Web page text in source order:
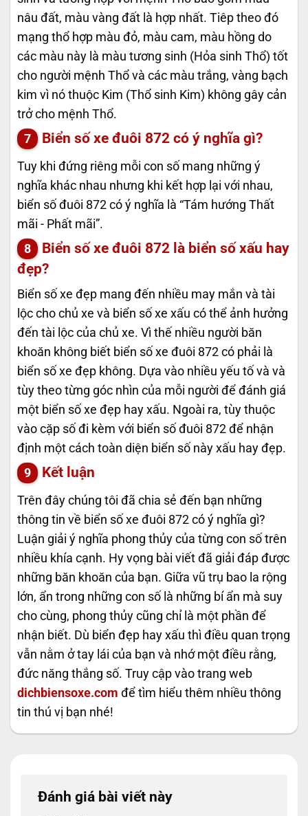
nâu đất, màu vàng đất là hợp nhất. Tiêp theo đó
mạng thổ hợp màu đỏ, màu cam, màu hồng do
các màu này là màu tương sinh (Hỏa sinh Thổ) tốt
cho người mệnh Thổ và các màu trắng, vàng bạch
kim vì nó thuộc Kim (Thổ sinh Kim) không gây cản
trở cho mệnh Thổ.
Biển số xe đuôi 872 có ý nghĩa gì?
Tuy khi đứng riêng mỗi con số mang những ý
nghĩa khác nhau nhưng khi kết hợp lại với nhau,
biển số đuôi 872 có ý nghĩa là “Tám hướng Thất
mãi - Phất mãi”.
Biển số xe đuôi 872 là biển số xấu hay
đẹp?
Biển số xe đẹp mang đến nhiều may mắn và tài
lộc cho chủ xe và biển số xe xấu có thể ảnh hưởng
đến tài lộc của chủ xe. Vì thế nhiều người băn
khoăn không biết biển số xe đuôi 872 có phải là
biển số xe đẹp không. Dựa vào nhiều yếu tố và và
tùy theo từng góc nhìn của mỗi người để đánh giá
một biển số xe đẹp hay xấu. Ngoài ra, tùy thuộc
vào cặp số đi kèm với biển số đuôi 872 để nhận
định một cách toàn diện biển số này xấu hay đẹp.
Kết luận
Trên đây chúng tôi đã chia sẻ đến bạn những
thông tin về biển số xe đuôi 872 có ý nghĩa gì?
Luận giải ý nghĩa phong thủy của từng con số trên
nhiều khía cạnh. Hy vọng bài viết đã giải đáp được
những băn khoăn của bạn. Giữa vũ trụ bao la rộng
lớn, ẩn trong những con số là những bí ẩn mà suy
cho cùng, phong thủy cũng chỉ là một phần để
nhận biết. Dù biển đẹp hay xấu thì điều quan trọng
vẫn nằm ở tay lái của bạn và nhớ một điều rằng,
đức năng thắng số. Truy cập vào trang web
dichbiensoxe.com để tìm hiểu thêm nhiều thông
tin thú vị bạn nhé!
Đánh giá bài viết này